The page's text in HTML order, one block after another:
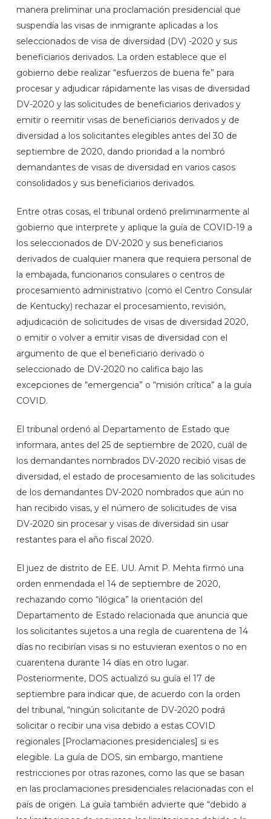
manera preliminar una proclamación presidencial que
suspendía las visas de inmigrante aplicadas a los
seleccionados de visa de diversidad (DV) -2020 y sus
beneficiarios derivados. La orden establece que el
gobierno debe realizar “esfuerzos de buena fe” para
procesar y adjudicar rápidamente las visas de diversidad
DV-2020 y las solicitudes de beneficiarios derivados y
emitir o reemitir visas de beneficiarios derivados y de
diversidad a los solicitantes elegibles antes del 30 de
septiembre de 2020, dando prioridad a la nombró
demandantes de visas de diversidad en varios casos
consolidados y sus beneficiarios derivados.
Entre otras cosas, el tribunal ordenó preliminarmente al
gobierno que interprete y aplique la guía de COVID-19 a
los seleccionados de DV-2020 y sus beneficiarios
derivados de cualquier manera que requiera personal de
la embajada, funcionarios consulares o centros de
procesamiento administrativo (como el Centro Consular
de Kentucky) rechazar el procesamiento, revisión,
adjudicación de solicitudes de visas de diversidad 2020,
o emitir o volver a emitir visas de diversidad con el
argumento de que el beneficiario derivado o
seleccionado de DV-2020 no califica bajo las
excepciones de “emergencia” o “misión crítica” a la guía
COVID.
El tribunal ordenó al Departamento de Estado que
informara, antes del 25 de septiembre de 2020, cuál de
los demandantes nombrados DV-2020 recibió visas de
diversidad, el estado de procesamiento de las solicitudes
de los demandantes DV-2020 nombrados que aún no
han recibido visas, y el número de solicitudes de visa
DV-2020 sin procesar y visas de diversidad sin usar
restantes para el año fiscal 2020.
El juez de distrito de EE. UU. Amit P. Mehta firmó una
orden enmendada el 14 de septiembre de 2020,
rechazando como “ilógica” la orientación del
Departamento de Estado relacionada que anuncia que
los solicitantes sujetos a una regla de cuarentena de 14
días no recibirían visas si no estuvieran exentos o no en
cuarentena durante 14 días en otro lugar.
Posteriormente, DOS actualizó su guía el 17 de
septiembre para indicar que, de acuerdo con la orden
del tribunal, “ningún solicitante de DV-2020 podrá
solicitar o recibir una visa debido a estas COVID
regionales [Proclamaciones presidenciales] si es
elegible. La guía de DOS, sin embargo, mantiene
restricciones por otras razones, como las que se basan
en las proclamaciones presidenciales relacionadas con el
país de origen. La guía también advierte que “debido a